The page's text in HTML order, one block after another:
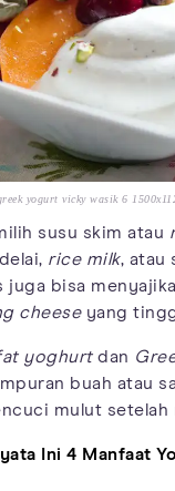
yogurt vicky wasik 6
susu skim atau
rice milk, atau
juga bisa
cheeseyang
yoghurtdan
buah atau
mulut setelah
Ini 4 Manfaat